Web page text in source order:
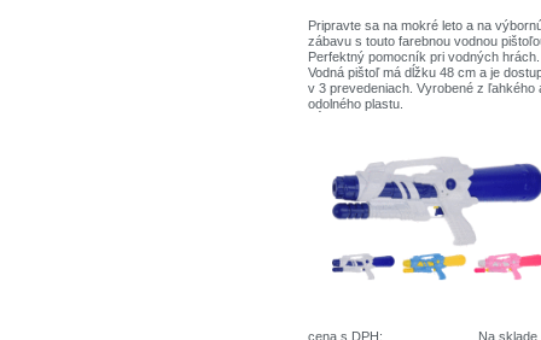
Pripravte sa na mokré leto a na
zábavu s touto farebnou vodnou
Perfektný pomocník pri vodných hrách.
Vodná pištoľ má dĺžku 48 cm a je
v 3 prevedeniach. Vyrobené z ľahkého
odolného plastu.
Na sklade
cena s DPH: